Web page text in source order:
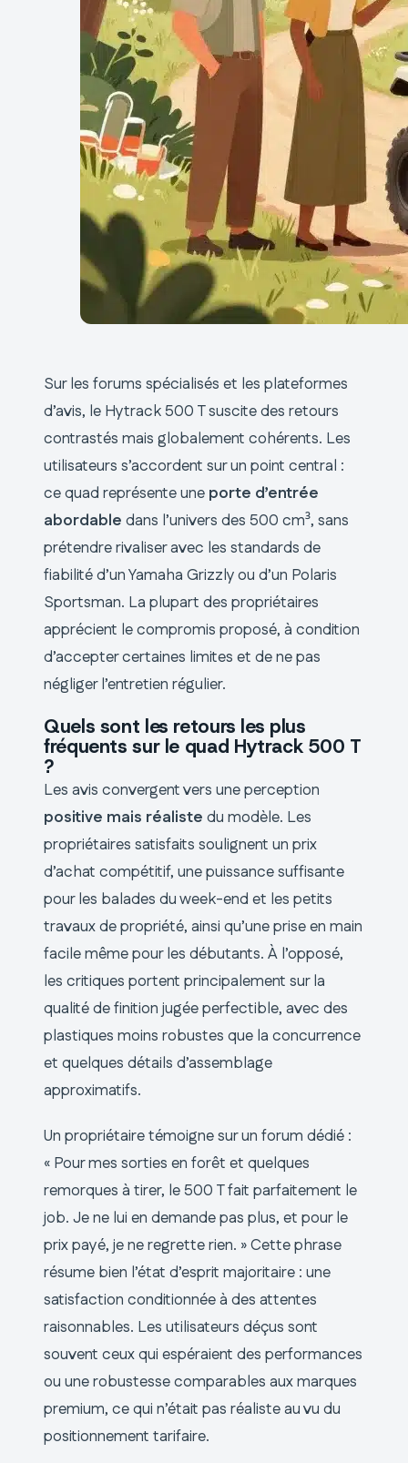
Sur les forums spécialisés et les plateformes
d’avis, le Hytrack 500 T suscite des retours
contrastés mais globalement cohérents. Les
utilisateurs s’accordent sur un point central :
ce quad représente une porte d’entrée
abordable dans l’univers des 500 cm³, sans
prétendre rivaliser avec les standards de
fiabilité d’un Yamaha Grizzly ou d’un Polaris
Sportsman. La plupart des propriétaires
apprécient le compromis proposé, à condition
d’accepter certaines limites et de ne pas
négliger l’entretien régulier.
Quels sont les retours les plus
fréquents sur le quad Hytrack 500 T
?
Les avis convergent vers une perception
positive mais réaliste du modèle. Les
propriétaires satisfaits soulignent un prix
d’achat compétitif, une puissance suffisante
pour les balades du week-end et les petits
travaux de propriété, ainsi qu’une prise en main
facile même pour les débutants. À l’opposé,
les critiques portent principalement sur la
qualité de finition jugée perfectible, avec des
plastiques moins robustes que la concurrence
et quelques détails d’assemblage
approximatifs.
Un propriétaire témoigne sur un forum dédié :
« Pour mes sorties en forêt et quelques
remorques à tirer, le 500 T fait parfaitement le
job. Je ne lui en demande pas plus, et pour le
prix payé, je ne regrette rien. » Cette phrase
résume bien l’état d’esprit majoritaire : une
satisfaction conditionnée à des attentes
raisonnables. Les utilisateurs déçus sont
souvent ceux qui espéraient des performances
ou une robustesse comparables aux marques
premium, ce qui n’était pas réaliste au vu du
positionnement tarifaire.